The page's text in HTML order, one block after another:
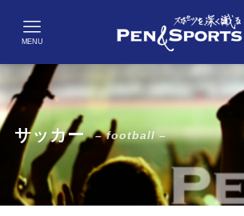
MENU
サッカー – football –